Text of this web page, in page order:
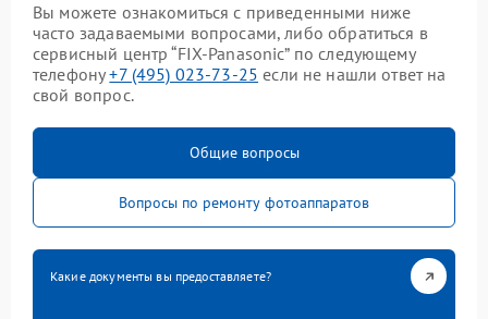
Вы можете ознакомиться с приведенными ниже
часто задаваемыми вопросами, либо обратиться в
сервисный центр “FIX-Panasonic” по следующему
телефону+7 (495) 023-73-25 если не нашли ответ на
свой вопрос.
Общие вопросы
Вопросы по ремонту фотоаппаратов
Какие документы вы предоставляете?